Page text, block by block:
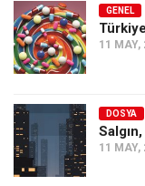
GENEL
11 MAY,
DOSYA
11 MAY,